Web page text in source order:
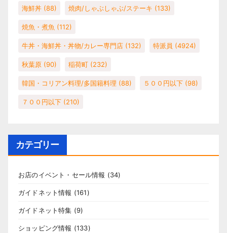
海鮮丼 (88) 焼肉/しゃぶしゃぶ/ステーキ (133)
焼魚・煮魚 (112)
牛丼・海鮮丼・丼物/カレー専門店 (132) 特派員 (4924)
秋葉原 (90) 稲荷町 (232)
韓国・コリアン料理/多国籍料理 (88) ５００円以下 (98)
７００円以下 (210)
カテゴリー
お店のイベント・セール情報 (34)
ガイドネット情報 (161)
ガイドネット特集 (9)
ショッピング情報 (133)